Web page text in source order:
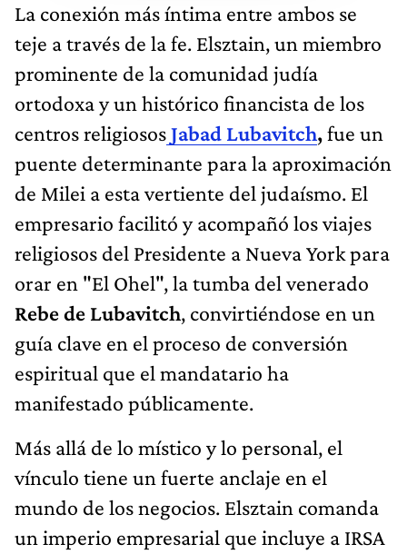
La conexión más íntima entre ambos se
teje a través de la fe. Elsztain, un miembro
prominente de la comunidad judía
ortodoxa y un histórico financista de los
centros religiososJabad Lubavitch,fue un
puente determinante para la aproximación
de Milei a esta vertiente del judaísmo. El
empresario facilitó y acompañó los viajes
religiosos del Presidente a Nueva York para
orar en "El Ohel", la tumba del venerado
Rebe de Lubavitch, convirtiéndose en un
guía clave en el proceso de conversión
espiritual que el mandatario ha
manifestado públicamente.
Más allá de lo místico y lo personal, el
vínculo tiene un fuerte anclaje en el
mundo de los negocios. Elsztain comanda
un imperio empresarial que incluye a IRSA